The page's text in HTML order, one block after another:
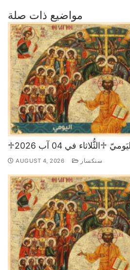
مواضيع ذات صلة
♱الثُّلاثاء في 04 آب 2026
AUGUST 4, 2026 سنكسار